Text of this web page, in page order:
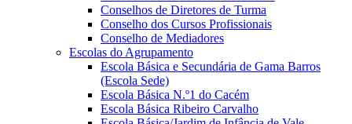
Conselhos de Diretores de Turma
Conselho dos Cursos Profissionais
Conselho de Mediadores
Escolas do Agrupamento
Escola Básica e Secundária de Gama Barros
(Escola Sede)
Escola Básica N.º1 do Cacém
Escola Básica Ribeiro Carvalho